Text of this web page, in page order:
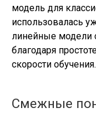
модель для
использовалась
линейные модели
благодаря
скорости обучения.
Смежные